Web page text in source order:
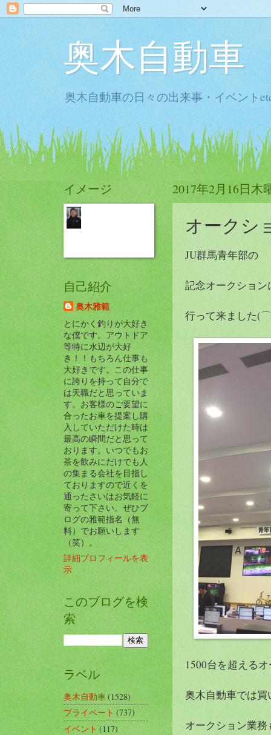
奥木自動車
奥木自動車の日々の出来事・イベント
2017年2月16日木
オークシ
JU群馬青年部の
記念オークション
行って来ました
1500台を超える
奥木自動車では
オークション業
イメージ
自己紹介
奥木雅範
とにかく釣りが大好き
な僕です。アウトドア
等特に水辺が大好
き！！もちろん仕事も
大好きです。この仕事
に誇りを持って自分で
は天職だと思っていま
す。お客様のご要望に
合ったお車を提案し購
入していただけた時は
最高の瞬間だと思って
おります。いつでもお
茶を飲みにだけでも人
の集まる会社を目指し
ておりますので近くを
通ったさいはお気軽に
寄って下さい。ぜひブ
ログの雅範指名（無
料）でお願いします
（笑）。
詳細プロフィールを表
示
このブログを検
索
ラベル
奥木自動車(1528)
プライベート(737)
イベント(117)